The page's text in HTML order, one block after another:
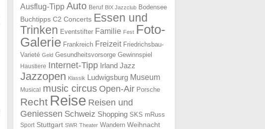
Ausflug-Tipp Auto Beruf BIX Jazzclub Bodensee
Buchtipps C2 Concerts Essen und
Trinken Eventstifter Familie Fest Foto-
Galerie Frankreich Freizeit Friedrichsbau-
Varieté Geld Gesundheitsvorsorge Gewinnspiel
Haustiere Internet-Tipp Irland Jazz
Jazzopen Klassik Ludwigsburg Museum
Musical music circus Open-Air Porsche
Recht Reise Reisen und
Geniessen Schweiz Shopping SKS mRuss
Sport Stuttgart SWR Theater Wandern Weihnacht